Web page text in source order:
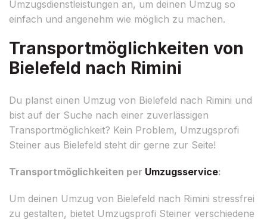
Umzugsdienstleistungen an, um deinen Umzug so
einfach und angenehm wie möglich zu machen.
Transportmöglichkeiten von
Bielefeld nach Rimini
Du planst einen Umzug von Bielefeld nach Rimini und
bist auf der Suche nach einer zuverlässigen
Transportmöglichkeit? Kein Problem, Umzugsprofi
Steiner aus Bielefeld steht dir gerne zur Seite!
Transportmöglichkeiten per Umzugsservice:
Um deinen Umzug von Bielefeld nach Rimini stressfrei
zu gestalten, bietet Umzugsprofi Steiner verschiedene